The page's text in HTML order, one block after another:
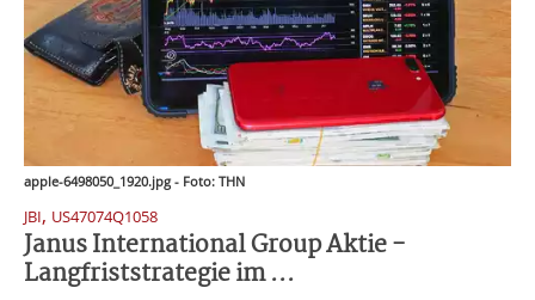
apple-6498050_1920.jpg - Foto: THN
JBI, US47074Q1058
Janus International Group Aktie -
Langfriststrategie im ...